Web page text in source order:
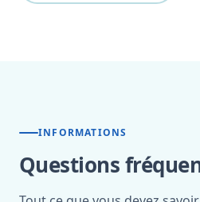
INFORMATIONS
Questions